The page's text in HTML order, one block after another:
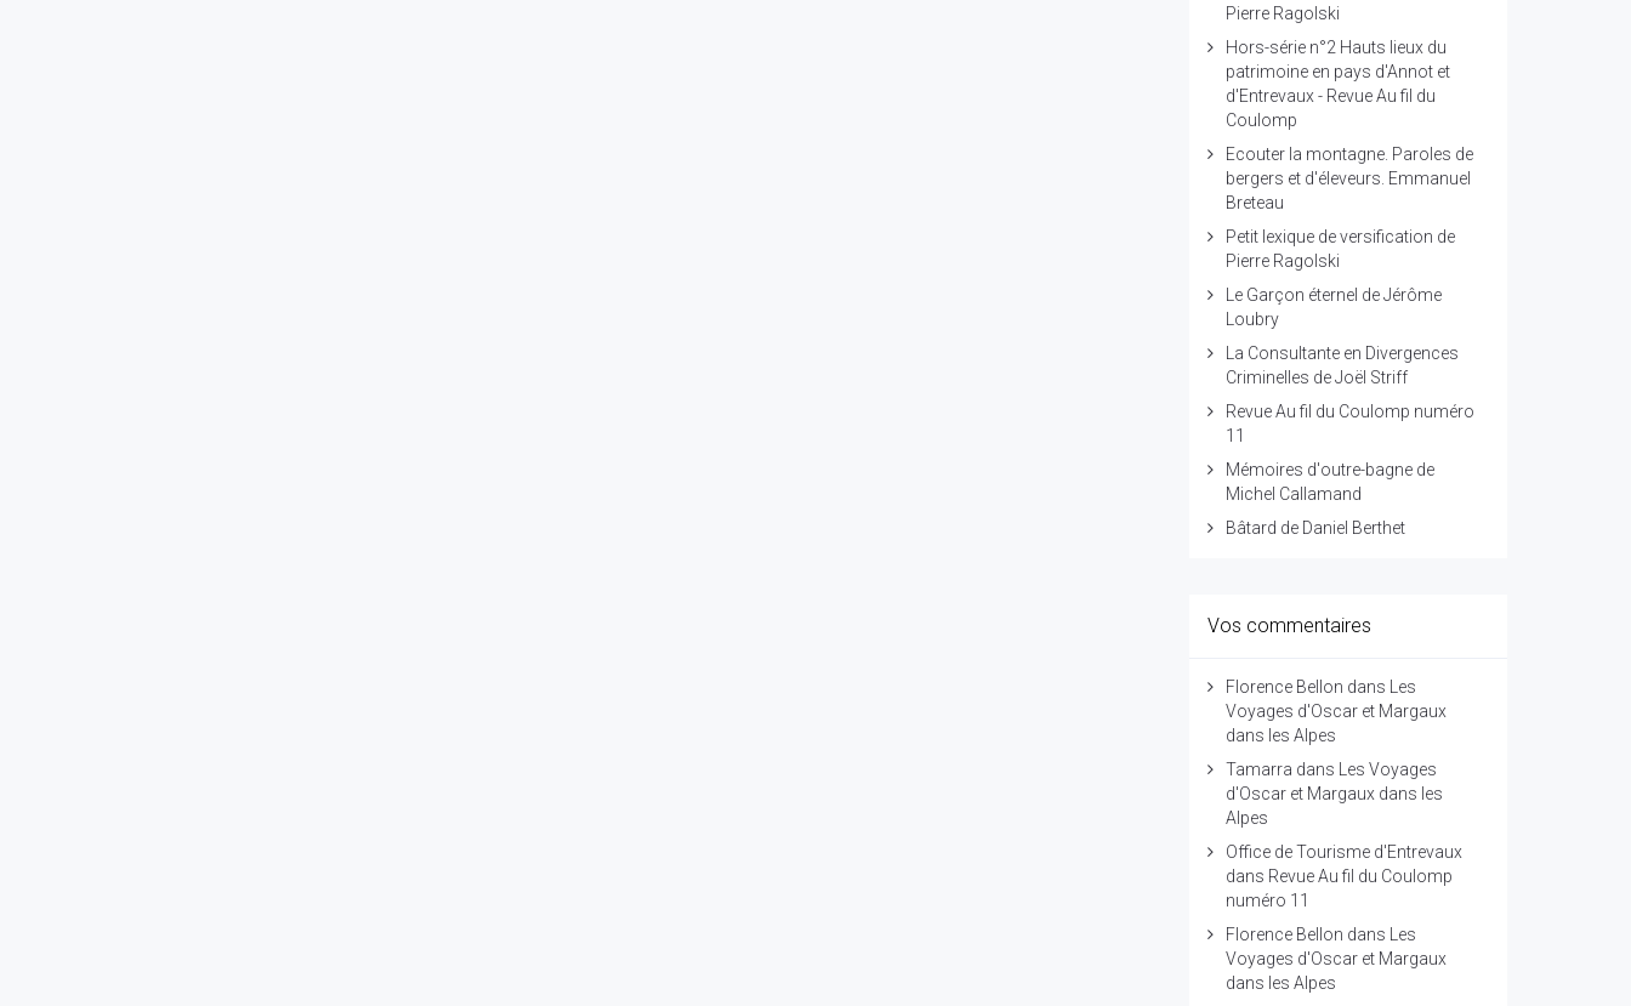
Pierre Ragolski
Hors-série n°2 Hauts lieux du
patrimoine en pays d'Annot et
d'Entrevaux - Revue Au fil du
Coulomp
Ecouter la montagne. Paroles de
bergers et d'éleveurs. Emmanuel
Breteau
Petit lexique de versification de
Pierre Ragolski
Le Garçon éternel de Jérôme
Loubry
La Consultante en Divergences
Criminelles de Joël Striff
Revue Au fil du Coulomp numéro
11
Mémoires d'outre-bagne de
Michel Callamand
Bâtard de Daniel Berthet
Vos commentaires
Florence Bellon dans
Les
Voyages d'Oscar et Margaux
dans les Alpes
Tamarra dans
Les Voyages
d'Oscar et Margaux dans les
Alpes
Office de Tourisme d'Entrevaux
dans Revue Au fil du Coulomp
numéro 11
Florence Bellon dans
Les
Voyages d'Oscar et Margaux
dans les Alpes